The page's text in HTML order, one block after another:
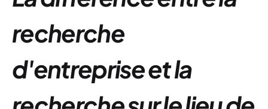
recherche
d'entreprise et la